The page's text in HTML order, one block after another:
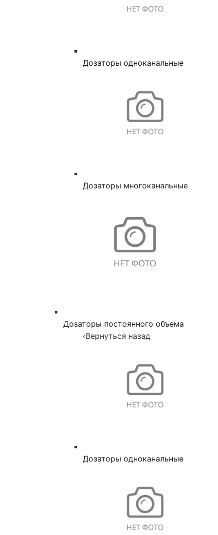
Дозаторы одноканальные
Дозаторы многоканальные
Дозаторы постоянного объема
‹Вернуться назад
Дозаторы одноканальные